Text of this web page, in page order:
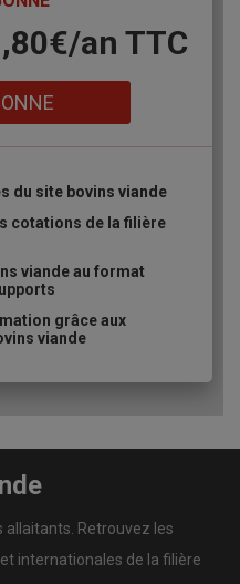
an​ TTC
du site bovins viande
cotations de la filière
viande au format
grâce aux
viande
allaitants. Retrouvez les
internationales de la filière